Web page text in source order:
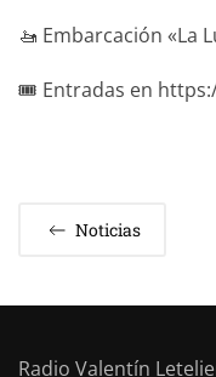
🚤 Embarcación «La
🎟️ Entradas en
Noticias
Radio Valentín